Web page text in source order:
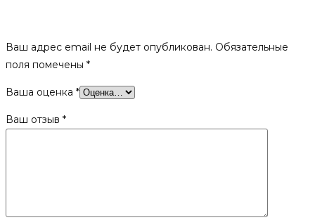
Ваш адрес email не будет опубликован. Обязательные
поля помечены *
Ваша оценка *
Ваш отзыв *